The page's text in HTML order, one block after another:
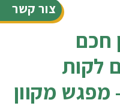
צור קשר
חכם
לקות
מפגש מקוון